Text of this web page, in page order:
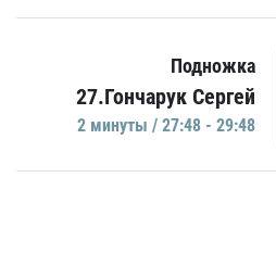
Подножка
27.Гончарук Сергей
2 минуты / 27:48 - 29:48